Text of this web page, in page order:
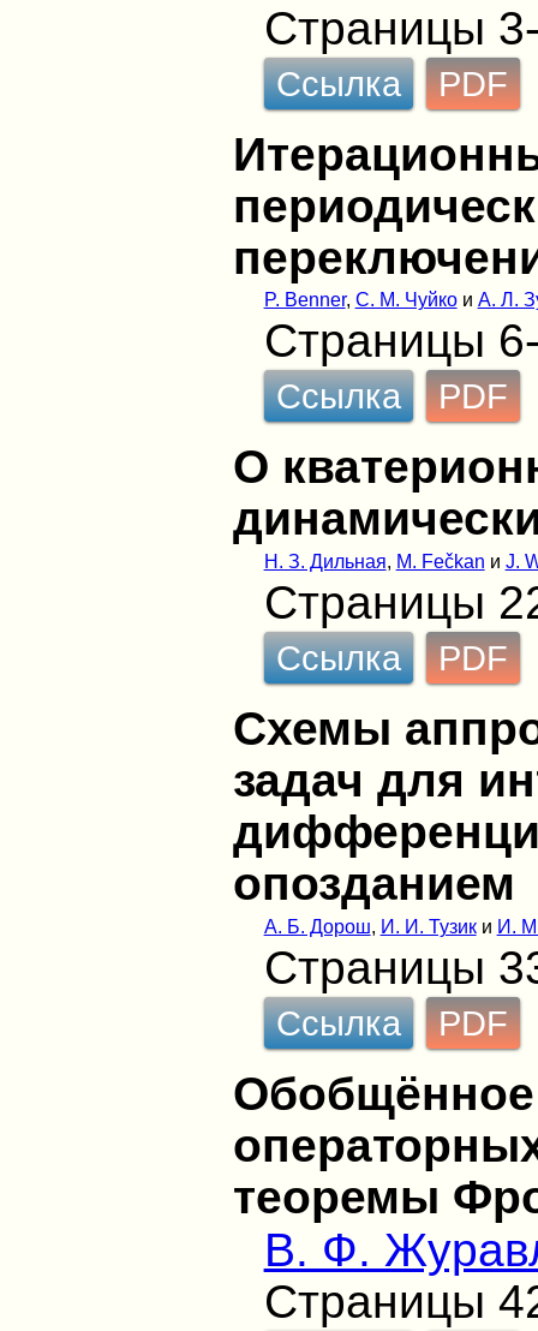
Страницы
Ссылка PDF
P. Benner, С. М. Чуйкои А. Л.
Страницы
Ссылка PDF
О
Н. З. Дильная, M. Fečkan и J.
Страницы
Ссылка PDF
Схемы
задач для
опозданием
А. Б. Дорош, И. И. Тузики И.
Страницы
Ссылка PDF
теоремы
В. Ф.
Страницы